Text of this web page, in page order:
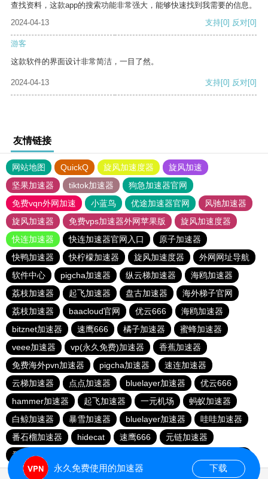
查找资料，这款app的搜索功能非常强大，能够快速找到我需要的信息。
2024-04-13
支持[0] 反对[0]
游客
这款软件的界面设计非常简洁，一目了然。
2024-04-13 支持[0] 反对[0]
友情链接
网站地图 QuickQ 旋风加速度器
旋风加速
坚果加速器
tiktok加速器
狗急加速器官网
免费vqn外网加速
小蓝鸟 优途加速器官网
风驰加速器
旋风加速器
免费vps加速器外网苹果版
旋风加速度器
快连加速器
快连加速器官网入口
原子加速器
快鸭加速器
快柠檬加速器 旋风加速度器
外网网址导航
软件中心
pigcha加速器 纵云梯加速器
海鸥加速器
荔枝加速器
起飞加速器 盘古加速器
海外梯子官网
荔枝加速器
baacloud官网 优云666
海鸥加速器
bitznet加速器
速鹰666 橘子加速器
蜜蜂加速器
veee加速器
vp(永久免费)加速器
香蕉加速器
免费海外pvn加速器
pigcha加速器
速连加速器
云梯加速器
点点加速器 bluelayer加速器
优云666
hammer加速器
起飞加速器 一元机场
蚂蚁加速器
白鲸加速器
暴雪加速器 bluelayer加速器
哇哇加速器
番石榴加速器
hidecat 速鹰666
元链加速器
番石榴加速器
永久免费使用的加速器 下载